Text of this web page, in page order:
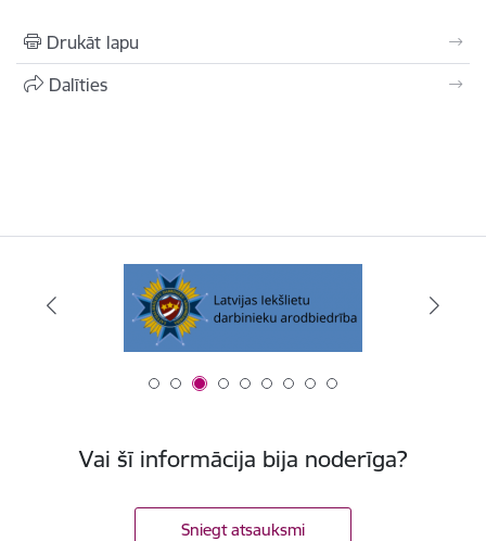
Drukāt lapu
Dalīties
Vai šī informācija bija noderīga?
Sniegt atsauksmi